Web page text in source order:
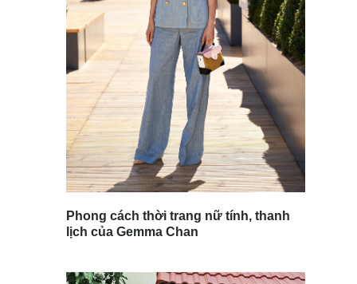
Phong cách thời trang nữ tính, thanh
lịch của Gemma Chan